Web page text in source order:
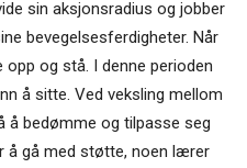
sin aksjonsradius og jobber
bevegelsesferdigheter. Når
opp og stå. I denne perioden
å sitte. Ved veksling mellom
bedømme og tilpasse seg
å gå med støtte, noen lærer